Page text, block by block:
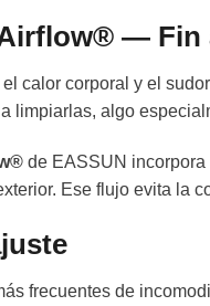
— Fin
calor corporal y el
limpiarlas, algo
de EASSUN
Ese flujo evita la
frecuentes de